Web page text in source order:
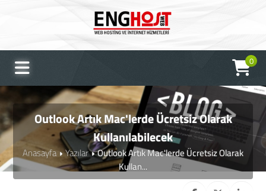
0
Outlook Artık Mac'lerde Ücretsiz Olarak
Kullanılabilecek
Anasayfa Yazılar
Outlook Artık Mac'lerde Ücretsiz Olarak
Kullan...